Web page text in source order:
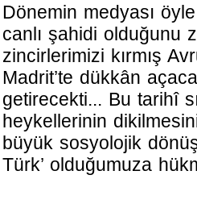
Dönemin medyası
canlı şahidi olduğunu
zincirlerimizi kırmış
Madrit’te dükkân
getirecekti... Bu tarihî
heykellerinin
büyük sosyolojik
Türk’ olduğumuza